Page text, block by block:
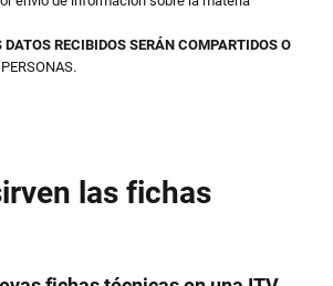
RECIBIDOS SERÁN COMPARTIDOS O
las fichas